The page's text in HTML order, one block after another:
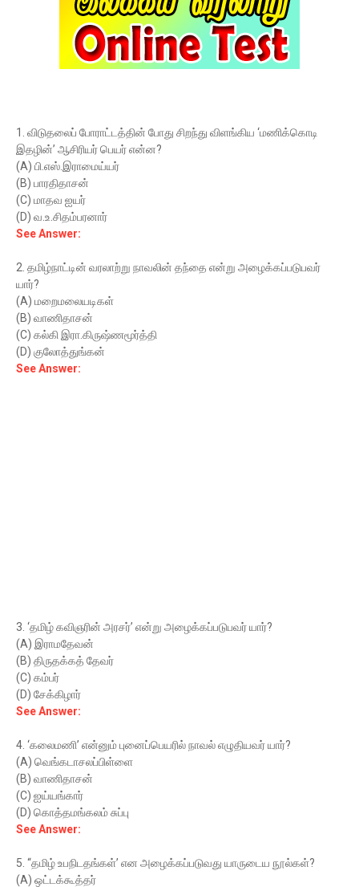
1. விடுதலைப் போராட்டத்தின் போது சிறந்து விளங்கிய ‘மணிக்கொடி
இதழின்’ ஆசிரியர் பெயர் என்ன?
(A) பி.எஸ்.இராமைய்யர்
(B) பாரதிதாசன்
(C) மாதவ ஐயர்
(D) வ.உ.சிதம்பரனார்
See Answer:
2. தமிழ்நாட்டின் வரலாற்று நாவலின் தந்தை என்று அழைக்கப்படுபவர்
யார்?
(A) மறைமலையடிகள்
(B) வாணிதாசன்
(C) கல்கி இரா.கிருஷ்ணமூர்த்தி
(D) குலோத்துங்கன்
See Answer:
3. ‘தமிழ் கவிஞரின் அரசர்’ என்று அழைக்கப்படுபவர் யார்?
(A) இராமதேவன்
(B) திருதக்கத் தேவர்
(C) கம்பர்
(D) சேக்கிழார்
See Answer:
4. ‘கலைமணி’ என்னும் புனைப்பெயரில் நாவல் எழுதியவர் யார்?
(A) வெங்கடாசலப்பிள்ளை
(B) வாணிதாசன்
(C) ஐய்யங்கார்
(D) கொத்தமங்கலம் சுப்பு
See Answer:
5. “தமிழ் உபநிடதங்கள்’ என அழைக்கப்படுவது யாருடைய நூல்கள்?
(A) ஒட்டக்கூத்தர்